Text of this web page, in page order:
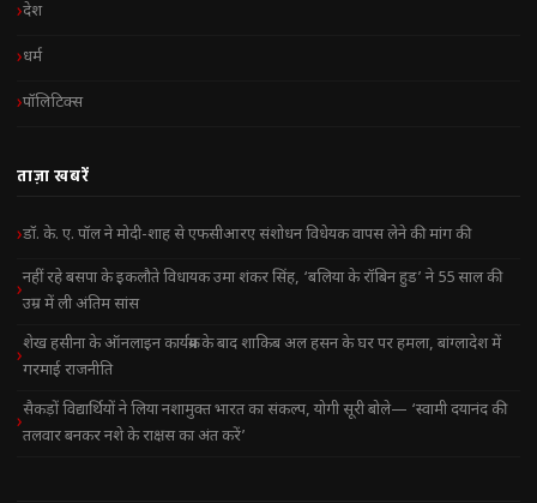
देश
धर्म
पॉलिटिक्स
ताज़ा खबरें
डॉ. के. ए. पॉल ने मोदी-शाह से एफसीआरए संशोधन विधेयक वापस लेने की मांग की
नहीं रहे बसपा के इकलौते विधायक उमा शंकर सिंह, ‘बलिया के रॉबिन हुड’ ने 55 साल की
उम्र में ली अंतिम सांस
शेख हसीना के ऑनलाइन कार्यक्रम के बाद शाकिब अल हसन के घर पर हमला, बांग्लादेश में
गरमाई राजनीति
सैकड़ों विद्यार्थियों ने लिया नशामुक्त भारत का संकल्प, योगी सूरी बोले— ‘स्वामी दयानंद की
तलवार बनकर नशे के राक्षस का अंत करें’